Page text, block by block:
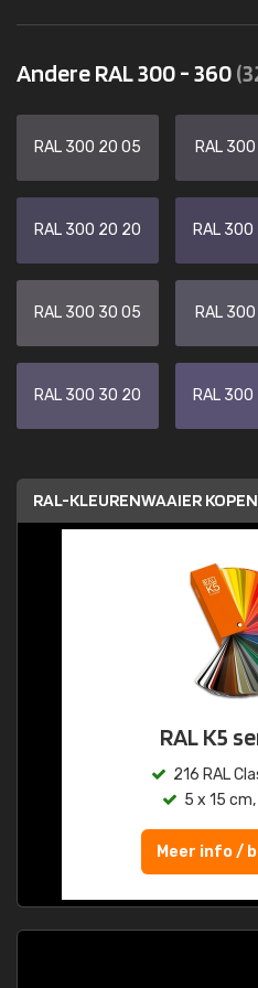
Andere RAL 300 - 360
RAL 300 20 05 RAL
RAL 300 20 20 RAL
RAL 300 30 05 RAL
RAL 300 30 20 RAL
RAL-KLEURENWAAIER KOPEN
RAL K5
216 RAL
5 x 15
Meer info /